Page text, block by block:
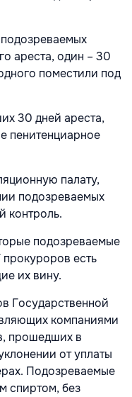
ареста, один – 30
поместили под
30 дней ареста,
пенитенциарное
палату,
подозреваемых
контроль.
подозреваемые
есть
их вину.
Государственной
компаниями
прошедших в
от уплаты
Подозреваемые
спиртом, без